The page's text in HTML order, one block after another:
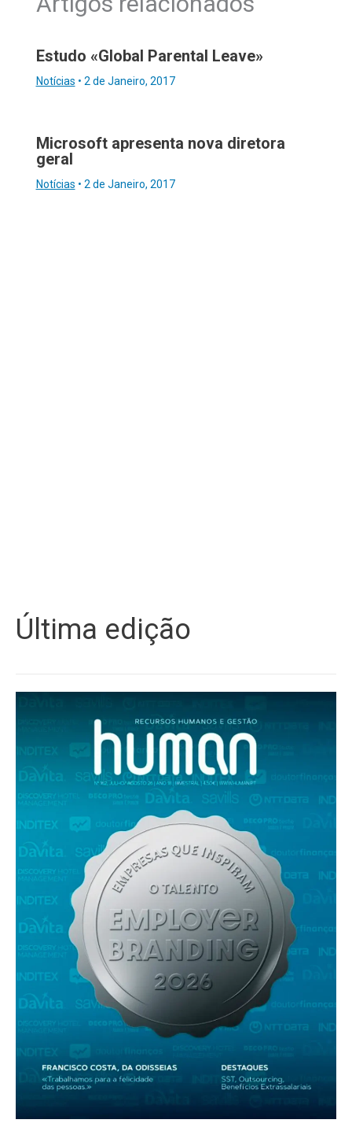
Estudo «Global Parental Leave»
Notícias • 2 de Janeiro, 2017
Microsoft apresenta nova diretora
geral
Notícias • 2 de Janeiro, 2017
Última edição